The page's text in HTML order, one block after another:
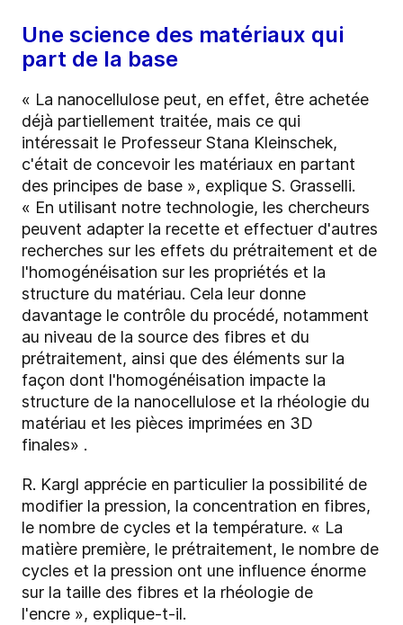
Une science des matériaux qui
part de la base
« La nanocellulose peut, en effet, être achetée
déjà partiellement traitée, mais ce qui
intéressait le Professeur Stana Kleinschek,
c'était de concevoir les matériaux en partant
des principes de base », explique S. Grasselli.
« En utilisant notre technologie, les chercheurs
peuvent adapter la recette et effectuer d'autres
recherches sur les effets du prétraitement et de
l'homogénéisation sur les propriétés et la
structure du matériau. Cela leur donne
davantage le contrôle du procédé, notamment
au niveau de la source des fibres et du
prétraitement, ainsi que des éléments sur la
façon dont l'homogénéisation impacte la
structure de la nanocellulose et la rhéologie du
matériau et les pièces imprimées en 3D
finales» .
R. Kargl apprécie en particulier la possibilité de
modifier la pression, la concentration en fibres,
le nombre de cycles et la température. « La
matière première, le prétraitement, le nombre de
cycles et la pression ont une influence énorme
sur la taille des fibres et la rhéologie de
l'encre », explique-t-il.